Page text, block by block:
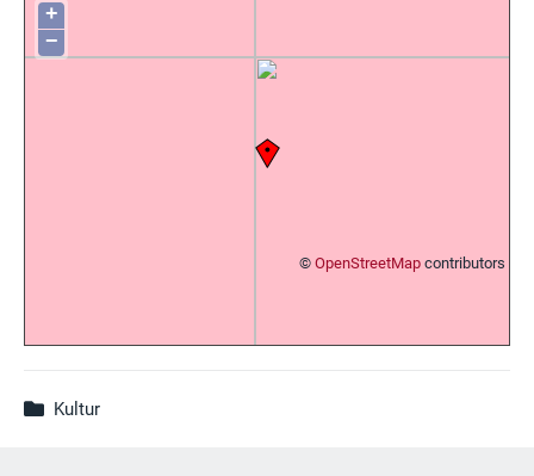
+
−
© OpenStreetMap contributors
Kultur